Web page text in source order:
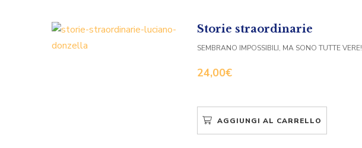
Storie straordinarie
24,00€
SEMBRANO IMPOSSIBILI, MA SONO TUTTE VERE!
AGGIUNGI AL CARRELLO